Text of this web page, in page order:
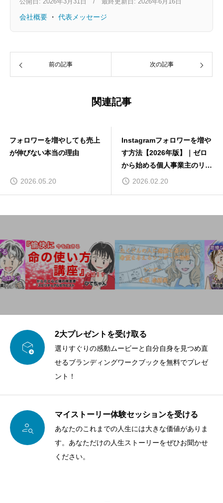
会社概要 ・ 代表メッセージ
前の記事 次の記事
関連記事
フォロワーを増やしても売上
が伸びない本当の理由
2026.05.20
Instagramフォロワーを増や
す方法【2026年版】｜ゼロ
から始める個人事業主のリー
ル活用術
2026.02.20

2大プレゼントを受け取る
選りすぐりの感動ムービーと自分自身を見つめ直
せるブランディングワークブックを無料でプレゼ
ント！

マイストーリー体験セッションを受ける
あなたのこれまでの人生には大きな価値がありま
す。あなただけの人生ストーリーをぜひお聞かせ
ください。